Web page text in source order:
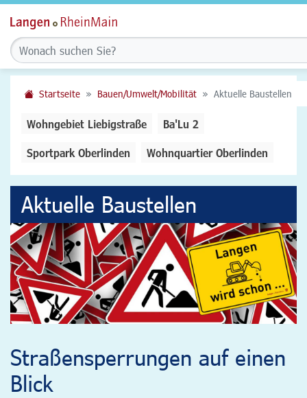
Startseite Bauen/Umwelt/Mobilität Aktuelle Baustellen
Wohngebiet Liebigstraße Ba'Lu 2
Sportpark Oberlinden Wohnquartier Oberlinden
Aktuelle Baustellen
Straßensperrungen auf einen
Blick